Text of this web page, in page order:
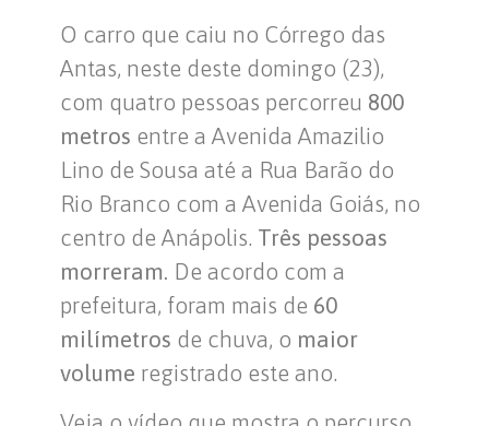
O carro que caiu no Córrego das
Antas, neste deste domingo (23),
com quatro pessoas percorreu 800
metros entre a Avenida Amazilio
Lino de Sousa até a Rua Barão do
Rio Branco com a Avenida Goiás, no
centro de Anápolis. Três pessoas
morreram. De acordo com a
prefeitura, foram mais de 60
milímetros de chuva, o maior
volume registrado este ano.